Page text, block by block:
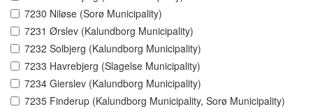
7230 Niløse (Sorø Municipality)
7231 Ørslev (Kalundborg Municipality)
7232 Solbjerg (Kalundborg Municipality)
7233 Havrebjerg (Slagelse Municipality)
7234 Gierslev (Kalundborg Municipality)
7235 Finderup (Kalundborg Municipality, Sorø Municipality)